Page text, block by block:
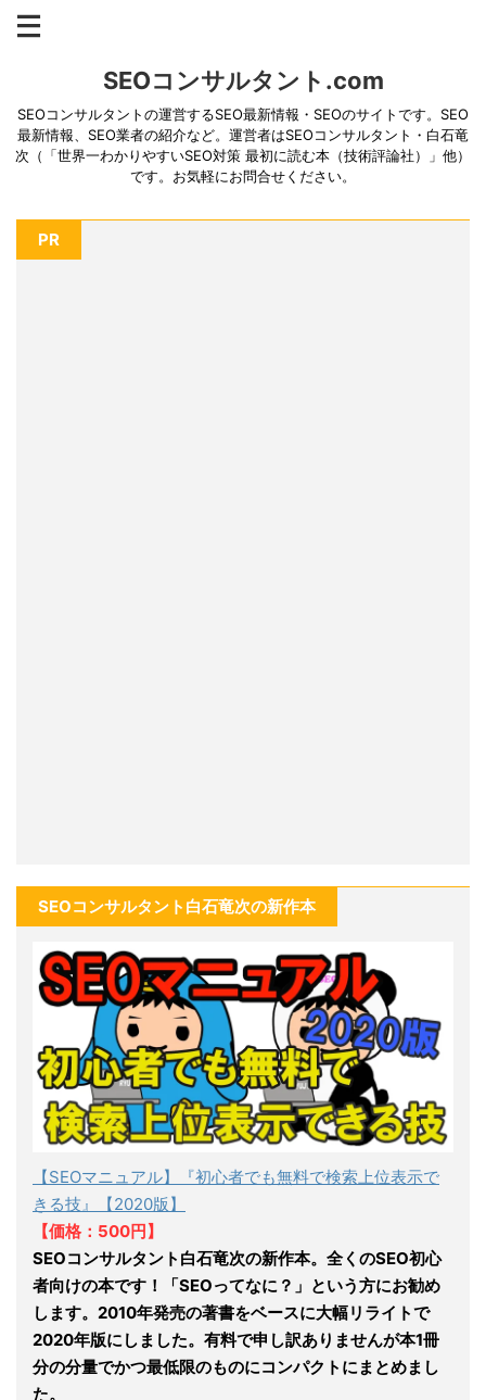
SEOコンサルタント.com
SEOコンサルタントの運営するSEO最新情報・SEOのサイトです。SEO
最新情報、SEO業者の紹介など。運営者はSEOコンサルタント・白石竜
次（「世界一わかりやすいSEO対策 最初に読む本（技術評論社）」他）
です。お気軽にお問合せください。
PR
SEOコンサルタント白石竜次の新作本
【SEOマニュアル】『初心者でも無料で検索上位表示で
きる技』【2020版】
【価格：500円】
SEOコンサルタント白石竜次の新作本。全くのSEO初心
者向けの本です！「SEOってなに？」という方にお勧め
します。2010年発売の著書をベースに大幅リライトで
2020年版にしました。有料で申し訳ありませんが本1冊
分の分量でかつ最低限のものにコンパクトにまとめまし
た。